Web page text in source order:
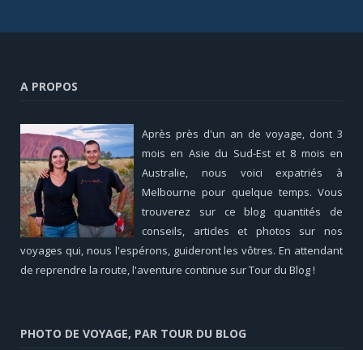
A PROPOS
Après près d'un an de voyage, dont 3
mois en Asie du Sud-Est et 8 mois en
Australie, nous voici expatriés à
Melbourne pour quelque temps. Vous
trouverez sur ce blog quantités de
conseils, articles et photos sur nos
voyages qui, nous l'espérons, guideront les vôtres. En attendant
de reprendre la route, l'aventure continue sur Tour du Blog !
PHOTO DE VOYAGE, PAR TOUR DU BLOG